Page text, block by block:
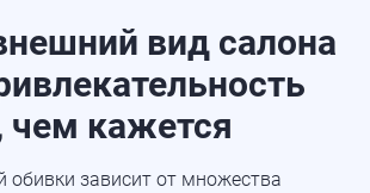
вид салона
чем кажется
обивки зависит от множества